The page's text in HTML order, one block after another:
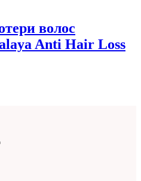
волос
Anti Hair Loss